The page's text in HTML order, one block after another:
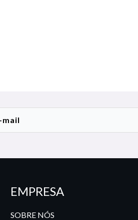
EMPRESA
SOBRE NÓS